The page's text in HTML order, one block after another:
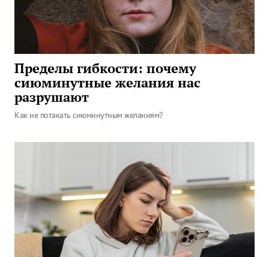
Пределы гибкости: почему
сиюминутные желания нас
разрушают
Как не потакать сиюминутным желаниям?